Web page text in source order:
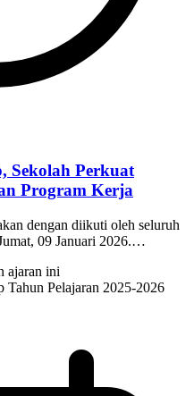
Sekolah Perkuat
Program Kerja
dengan diikuti oleh seluruh
09 Januari 2026.…
ajaran ini